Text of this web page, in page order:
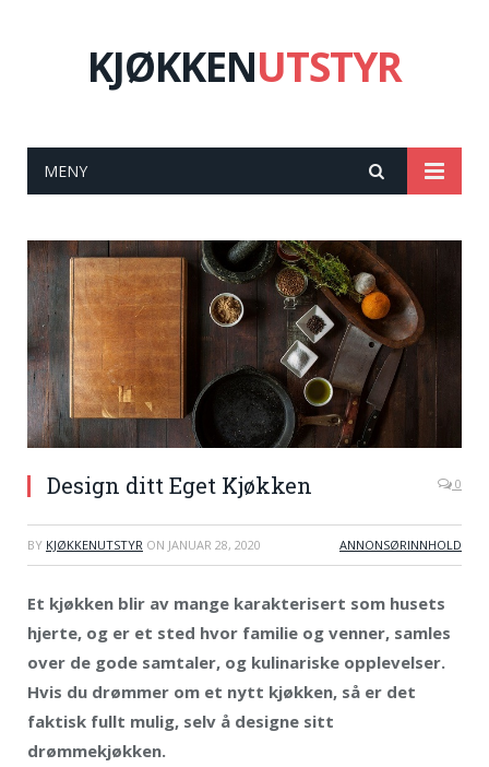
KJØKKENUTSTYR
MENY
Design ditt Eget Kjøkken 0
BY KJØKKENUTSTYR ON JANUAR 28, 2020 ANNONSØRINNHOLD
Et kjøkken blir av mange karakterisert som husets
hjerte, og er et sted hvor familie og venner, samles
over de gode samtaler, og kulinariske opplevelser.
Hvis du drømmer om et nytt kjøkken, så er det
faktisk fullt mulig, selv å designe sitt
drømmekjøkken.